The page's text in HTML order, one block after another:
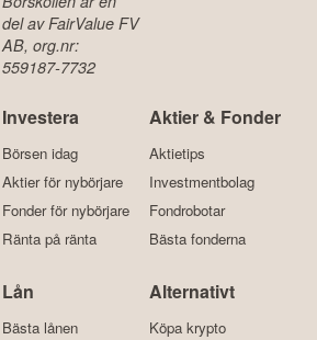
del av FairValue FV
AB, org.nr:
559187-7732
Investera
Börsen idag
Aktier för nybörjare
Fonder för nybörjare
Ränta på ränta
Aktier & Fonder
Aktietips
Investmentbolag
Fondrobotar
Bästa fonderna
Lån
Bästa lånen
Alternativt
Köpa krypto